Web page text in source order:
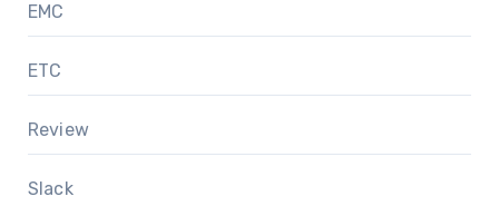
EMC
ETC
Review
Slack